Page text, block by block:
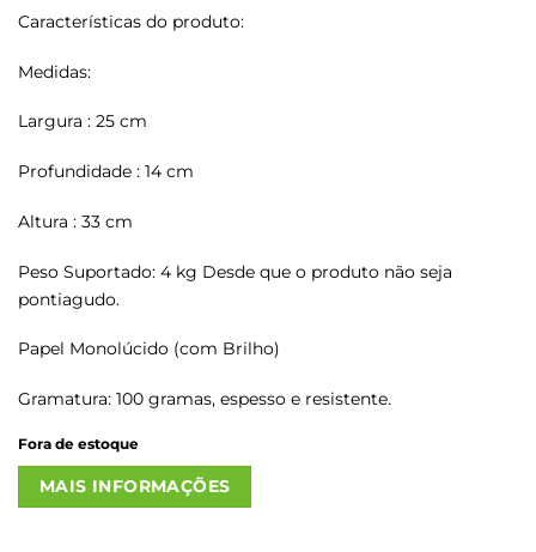
Características do produto:
Medidas:
Largura : 25 cm
Profundidade : 14 cm
Altura : 33 cm
Peso Suportado: 4 kg Desde que o produto não seja
pontiagudo.
Papel Monolúcido (com Brilho)
Gramatura: 100 gramas, espesso e resistente.
Fora de estoque
MAIS INFORMAÇÕES